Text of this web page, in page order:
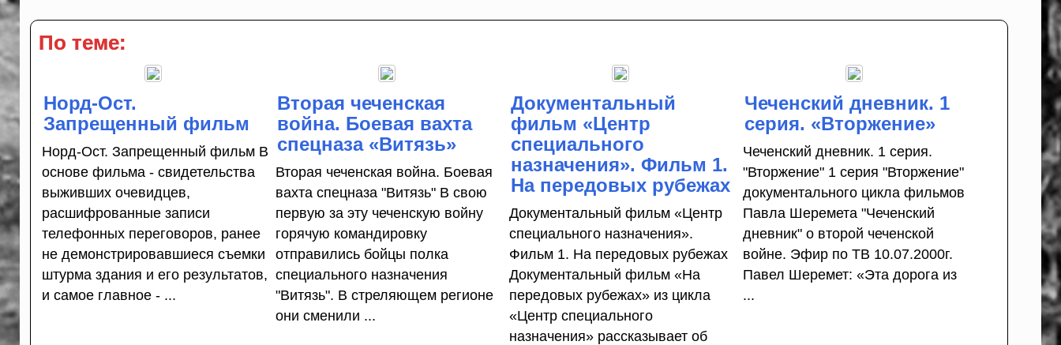
По теме:
Норд-Ост.
Запрещенный фильм
Норд-Ост. Запрещенный фильм В
основе фильма - свидетельства
выживших очевидцев,
расшифрованные записи
телефонных переговоров, ранее
не демонстрировавшиеся съемки
штурма здания и его результатов,
и самое главное - ...
Вторая чеченская
война. Боевая вахта
спецназа «Витязь»
Вторая чеченская война. Боевая
вахта спецназа "Витязь" В свою
первую за эту чеченскую войну
горячую командировку
отправились бойцы полка
специального назначения
"Витязь". В стреляющем регионе
они сменили ...
Документальный
фильм «Центр
специального
назначения». Фильм 1.
На передовых рубежах
Документальный фильм «Центр
специального назначения».
Фильм 1. На передовых рубежах
Документальный фильм «На
передовых рубежах» из цикла
«Центр специального
назначения» рассказывает об
Чеченский дневник. 1
серия. «Вторжение»
Чеченский дневник. 1 серия.
"Вторжение" 1 серия "Вторжение"
документального цикла фильмов
Павла Шеремета "Чеченский
дневник" о второй чеченской
войне. Эфир по ТВ 10.07.2000г.
Павел Шеремет: «Эта дорога из
...